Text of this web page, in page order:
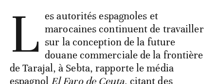
L es autorités espagnoles et
marocaines continuent de travailler
sur la conception de la future
douane commerciale de la frontière
de Tarajal, à Sebta, rapporte le média
espagnol El Faro de Ceuta, citant des